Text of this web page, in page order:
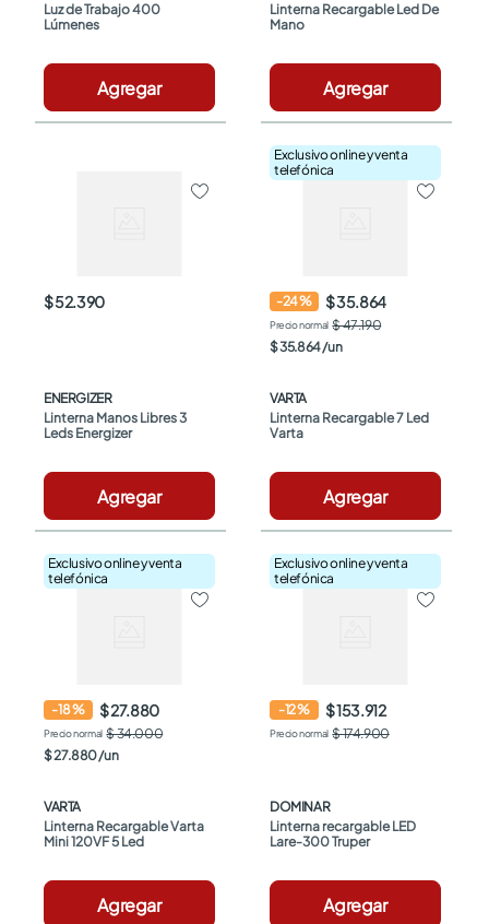
Luz de Trabajo 400
Lúmenes
Agregar
Linterna Recargable Led De
Mano
Agregar
$ 52.390
ENERGIZER
Linterna Manos Libres 3
Leds Energizer
Agregar
Exclusivo online y venta
telefónica
-24% $ 35.864
$ 47.190
$35.864/un
VARTA
Linterna Recargable 7 Led
Varta
Agregar
Exclusivo online y venta
telefónica
-18% $ 27.880
$ 34.000
$27.880/un
VARTA
Linterna Recargable Varta
Mini 120VF 5 Led
Agregar
Exclusivo online y venta
telefónica
-12% $ 153.912
$ 174.900
DOMINAR
Linterna recargable LED
Lare-300 Truper
Agregar